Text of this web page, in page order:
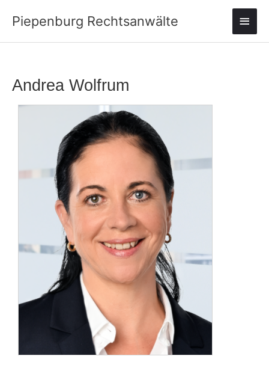
InhaltPiepenburg Rechtsanwälte
Andrea Wolfrum